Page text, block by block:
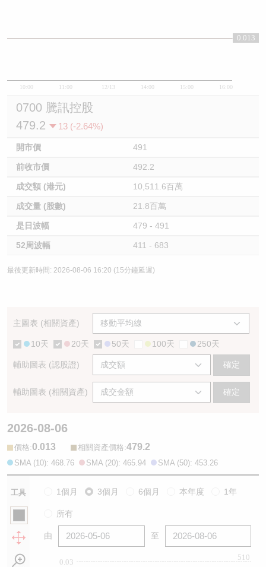
10:00 11:00 12/13 14:00 15:00 16:00
0.013
0.013
0700 騰訊控股
479.2
13 (-2.64%)
開市價 491
前收市價 492.2
成交額 (港元) 10,511.6百萬
成交量 (股數) 21.8百萬
是日波幅 479 - 491
52周波幅 411 - 683
最後更新時間: 2026-08-06 16:20 (15分鐘延遲)
主圖表 (相關資產)
10天 20天 50天 100天 250天
輔助圖表 (認股證) 確定
輔助圖表 (相關資產) 確定
2026-08-06
價格:0.013 相關資產價格:479.2
SMA (10): 468.76 SMA (20): 465.94 SMA (50): 453.26
工具 1個月 3個月 6個月 本年度 1年
所有
由 至
0.03
510